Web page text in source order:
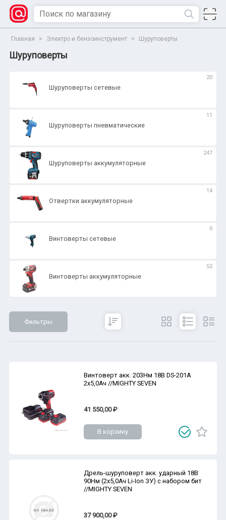
Главная > Электро и бензоинструмент > Шуруповерты
Шуруповерты
Шуруповерты сетевые
20
Шуруповерты пневматические
11
Шуруповерты аккумуляторные
247
Отвертки аккумуляторные
14
Винтоверты сетевые
0
Винтоверты аккумуляторные
52
Фильтры
Винтоверт акк. 203Нм 18В DS-201A
2х5,0Ач //MIGHTY SEVEN
41 550,00 ₽
В корзину
Дрель-шуруповерт акк. ударный 18В
90Нм (2х5,0Ач Li-Ion ЗУ) с набором бит
//MIGHTY SEVEN
37 900,00 ₽